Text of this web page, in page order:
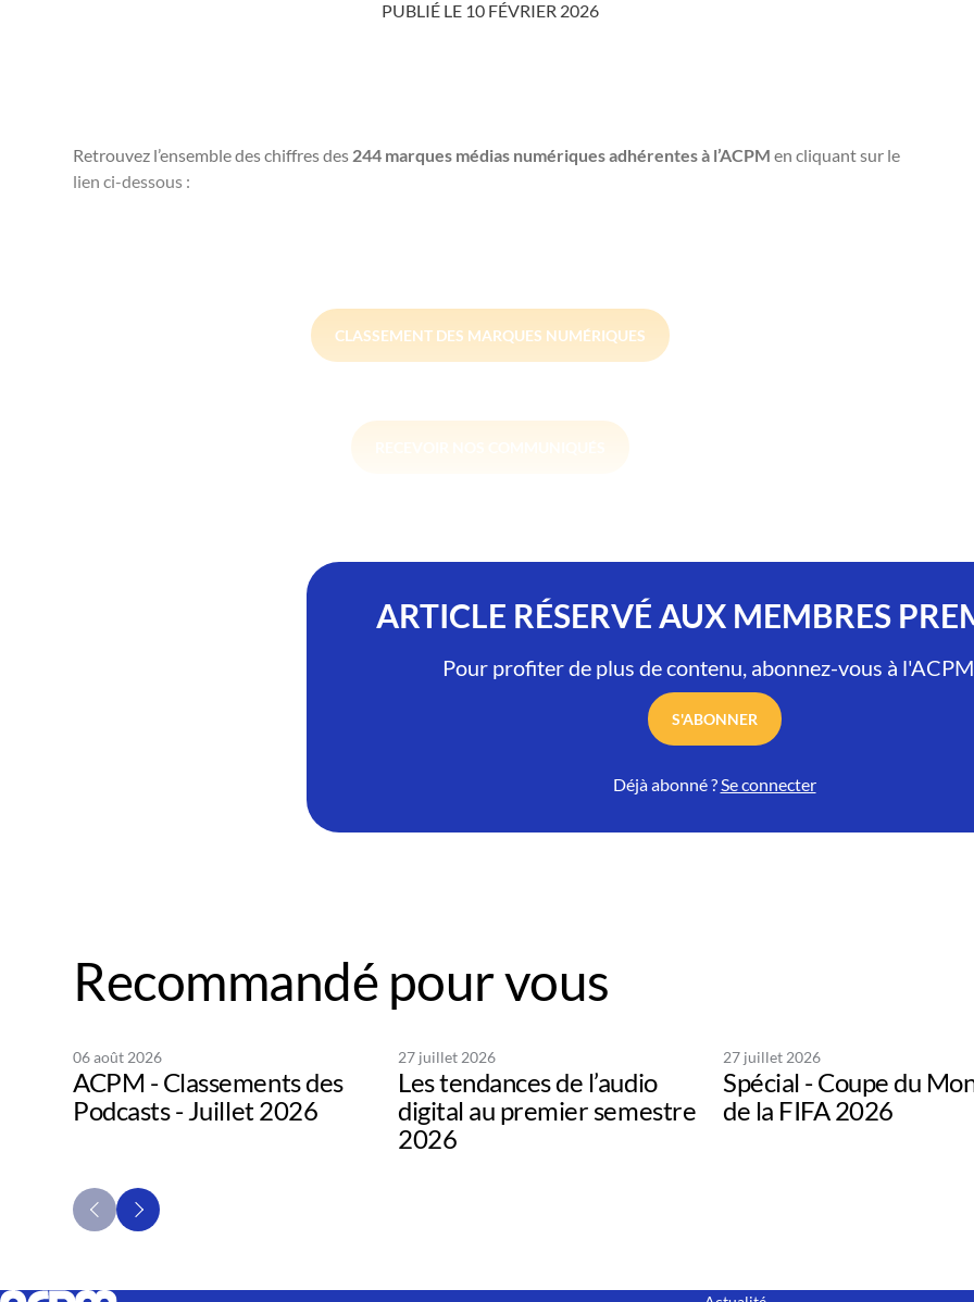
PUBLIÉ LE 10 FÉVRIER 2026
Retrouvez l’ensemble des chiffres des 244 marques médias numériques adhérentes à l’ACPM en cliquant sur le
lien ci-dessous :
CLASSEMENT DES MARQUES NUMÉRIQUES
ARTICLE RÉSERVÉ AUX MEMBRES
Pour profiter de plus de contenu, abonnez-vous à
S'ABONNER
Déjà abonné ?Se connecter
Recommandé pour vous
06 août 2026
ACPM - Classements des
Podcasts - Juillet 2026
27 juillet 2026
Les tendances de l’audio
digital au premier semestre
2026
27 juillet 2026
Spécial - Coupe du
de la FIFA 2026